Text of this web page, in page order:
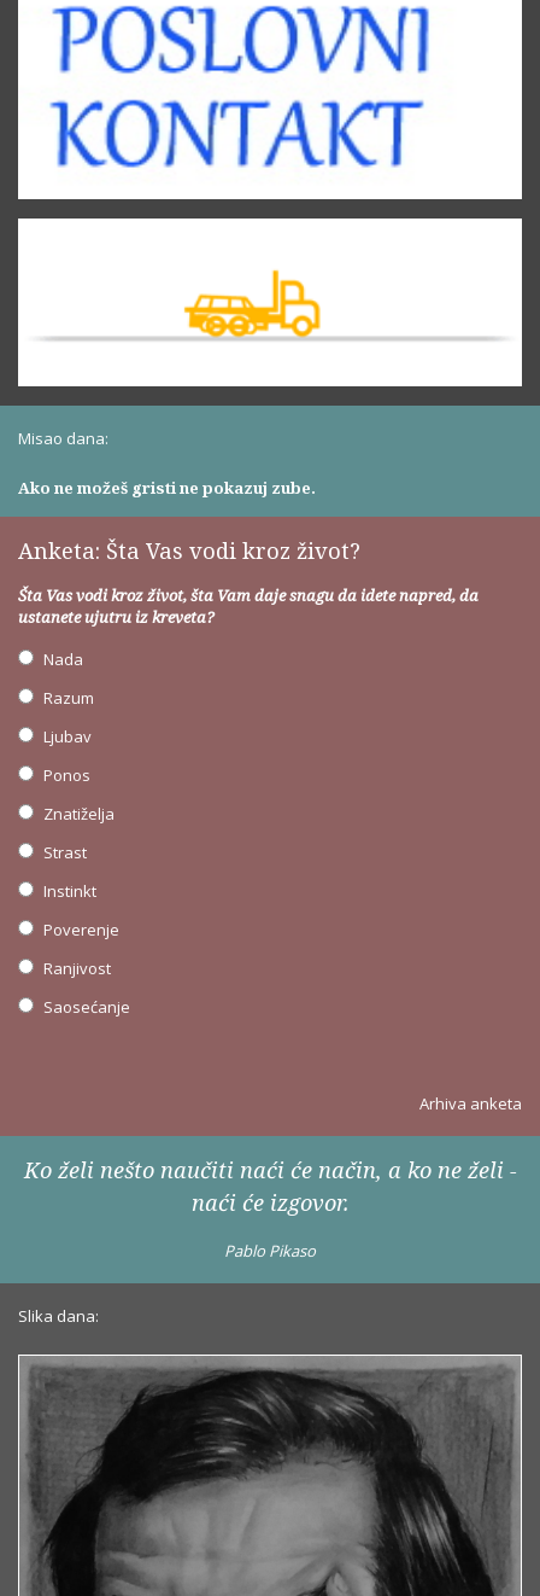
Misao dana:
Ako ne možeš gristi ne pokazuj zube.
Anketa: Šta Vas vodi kroz život?
Šta Vas vodi kroz život, šta Vam daje snagu da idete napred, da
ustanete ujutru iz kreveta?
Nada
Razum
Ljubav
Ponos
Znatiželja
Strast
Instinkt
Poverenje
Ranjivost
Saosećanje
Arhiva anketa
Ko želi nešto naučiti naći će način, a ko ne želi -
naći će izgovor.
Pablo Pikaso
Slika dana: